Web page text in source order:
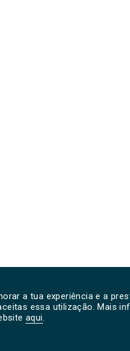
a tua experiência e a
essa utilização. Mais
aqui.